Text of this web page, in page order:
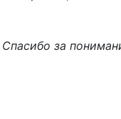
Спасибо за